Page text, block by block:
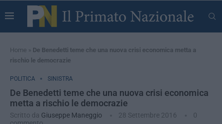
Home » De Benedetti teme che una nuova crisi economica metta a
rischio le democrazie
POLITICA SINISTRA
De Benedetti teme che una nuova crisi economica
metta a rischio le democrazie
Scritto da Giuseppe Maneggio 28 Settembre 2016
0